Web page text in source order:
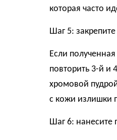
которая часто
Шаг 5: закрепите
Если
повторить 3-й и
хромовой
с кожи излишки
Шаг 6: нанесите